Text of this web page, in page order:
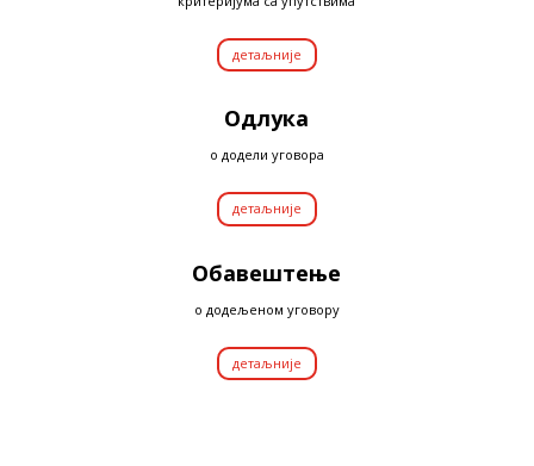
детаљније
Одлука
о додели уговора
детаљније
Обавештење
о додељеном уговору
детаљније